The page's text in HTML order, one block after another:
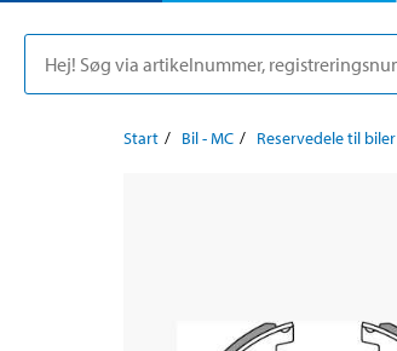
Start Bil - MC Reservedele til biler